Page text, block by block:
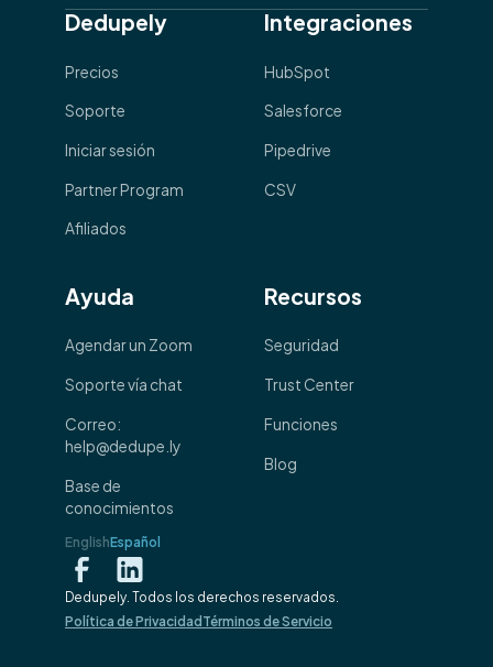
Dedupely
Precios
Soporte
Iniciar sesión
Partner Program
Afiliados
Integraciones
HubSpot
Salesforce
Pipedrive
CSV
Ayuda
Agendar un Zoom
Soporte vía chat
Correo:
help@dedupe.ly
Base de
conocimientos
Recursos
Seguridad
Trust Center
Funciones
Blog
Dedupely. Todos los derechos reservados.
Política de Privacidad Términos de Servicio
EnglishEspañol